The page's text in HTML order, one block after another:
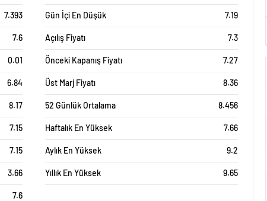
7.393 Gün İçi En Düşük 7.19
7.6 Açılış Fiyatı 7.3
0.01 Önceki Kapanış Fiyatı 7.27
6.84 Üst Marj Fiyatı 8.36
8.17 52 Günlük Ortalama 8.456
7.15 Haftalık En Yüksek 7.66
7.15 Aylık En Yüksek 9.2
3.66 Yıllık En Yüksek 9.65
7.6